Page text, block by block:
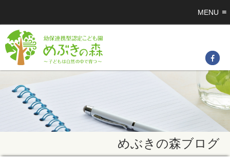
MENU
めぶきの森ブログ